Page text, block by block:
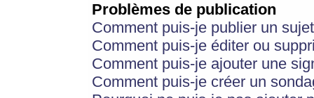
Problèmes de publication
Comment puis-je publier un
Comment puis-je éditer ou
Comment puis-je ajouter une
Comment puis-je créer un